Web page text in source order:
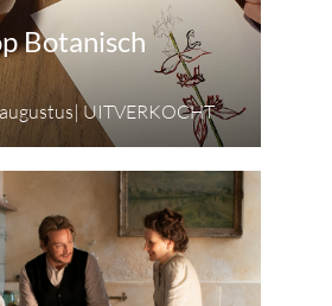
Botanisch
UITVERKOCHT